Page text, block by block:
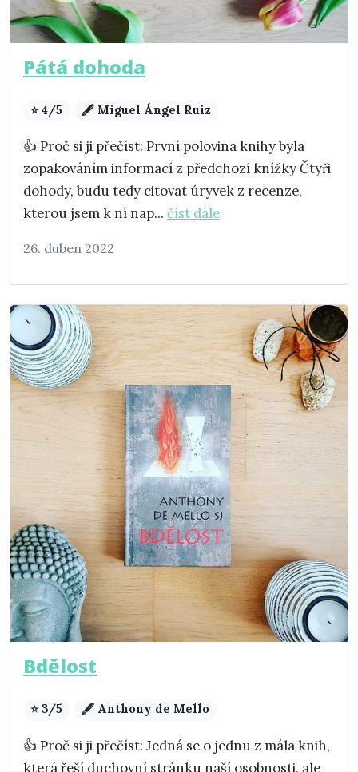
Pátá dohoda
⭐ 4/5 🖋️ Miguel Ángel Ruiz
👍 Proč si ji přečíst: První polovina knihy byla
zopakováním informací z předchozí knížky Čtyři
dohody, budu tedy citovat úryvek z recenze,
kterou jsem k ní nap... číst dále
26. duben 2022
Bdělost
⭐ 3/5 🖋️ Anthony de Mello
👍 Proč si ji přečíst: Jedná se o jednu z mála knih,
která řeší duchovní stránku naší osobnosti, ale